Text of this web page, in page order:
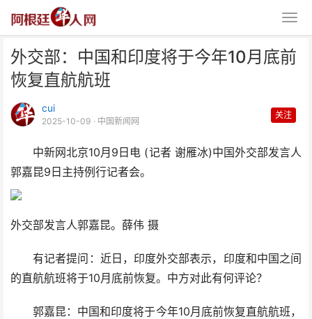
外交部：中国和印度将于今年10月底前
恢复直航航班
cui
2025-10-09 · 中国新闻网
关注
中新网北京10月9日电 (记者 谢雁冰)中国外交部发言人
郭嘉昆9日主持例行记者会。
外交部发言人郭嘉昆。薛伟 摄
有记者提问：近日，印度外交部表示，印度和中国之间
的直航航班将于10月底前恢复。中方对此有何评论？
郭嘉昆：中国和印度将于今年10月底前恢复直航航班，
外交部：中国和印度将于今年10